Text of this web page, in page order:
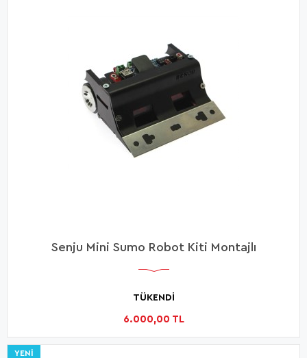
Senju Mini Sumo Robot Kiti Montajlı
6.000,00 TL
TÜKENDİ
YENI